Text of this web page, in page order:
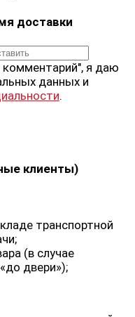
доставки
я даю
данных и
.
клиенты)
транспортной
(в случае
двери»);